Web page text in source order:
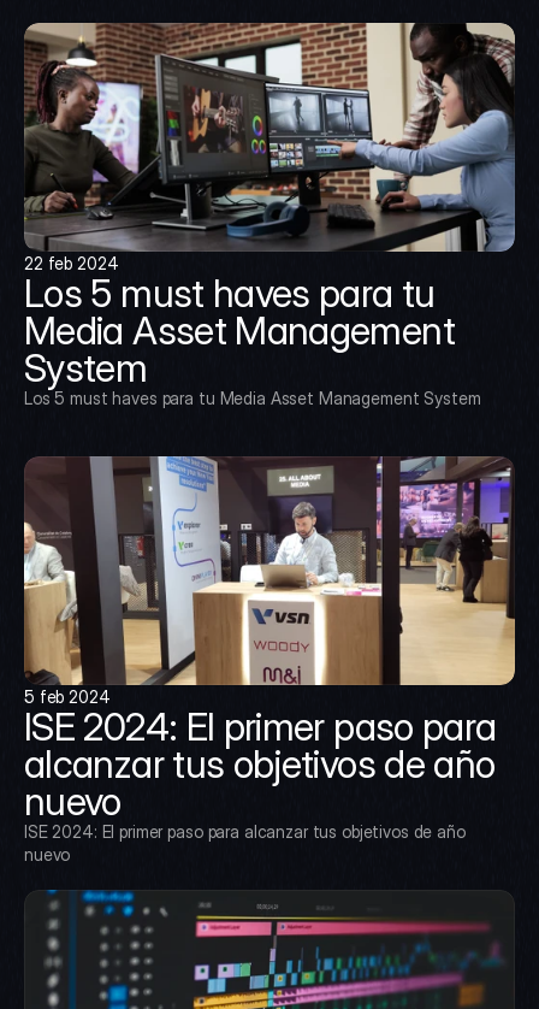
22 feb 2024
Los 5 must haves para tu
Media Asset Management
System
Los 5 must haves para tu Media Asset Management System
5 feb 2024
ISE 2024: El primer paso para
alcanzar tus objetivos de año
nuevo
ISE 2024: El primer paso para alcanzar tus objetivos de año
nuevo